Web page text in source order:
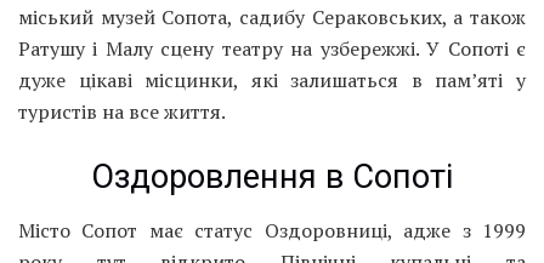
міський музей Сопота, садибу Сераковських, а також
Ратушу і Малу сцену театру на узбережжі. У Сопоті є
дуже цікаві місцинки, які залишаться в пам’яті у
туристів на все життя.
Оздоровлення в Сопоті
Місто Сопот має статус Оздоровниці, адже з 1999